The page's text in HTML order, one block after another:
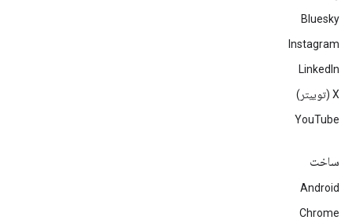
Bluesky
Instagram
LinkedIn
‫X (توییتر)
YouTube
ساخت
Android
Chrome